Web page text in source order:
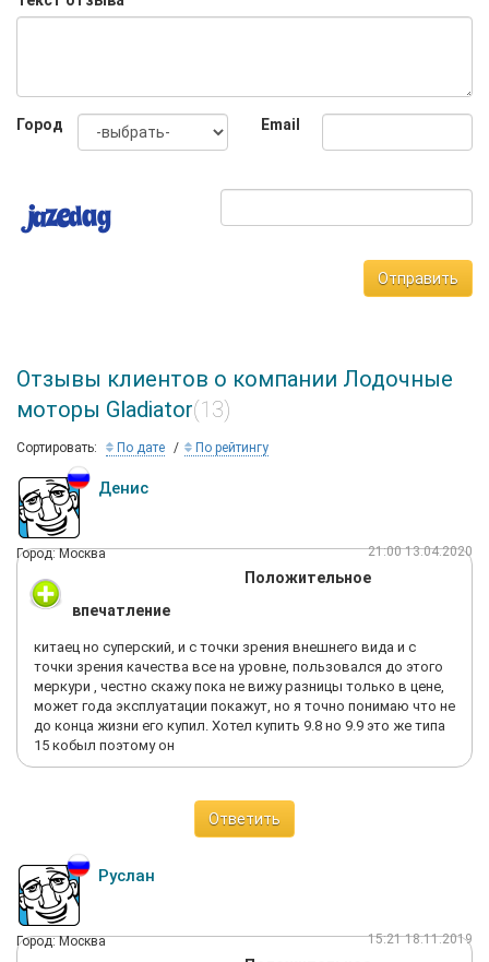
Город Email
Отправить
Отзывы клиентов о компании Лодочные
моторы Gladiator(13)
Сортировать: По дате По рейтингу
Денис
Город: Москва 21:00 13.04.2020
Положительное
впечатление
китаец но суперский, и с точки зрения внешнего вида и с
точки зрения качества все на уровне, пользовался до этого
меркури , честно скажу пока не вижу разницы только в цене,
может года эксплуатации покажут, но я точно понимаю что не
до конца жизни его купил. Хотел купить 9.8 но 9.9 это же типа
15 кобыл поэтому он
Ответить
Руслан
Город: Москва 15:21 18.11.2019